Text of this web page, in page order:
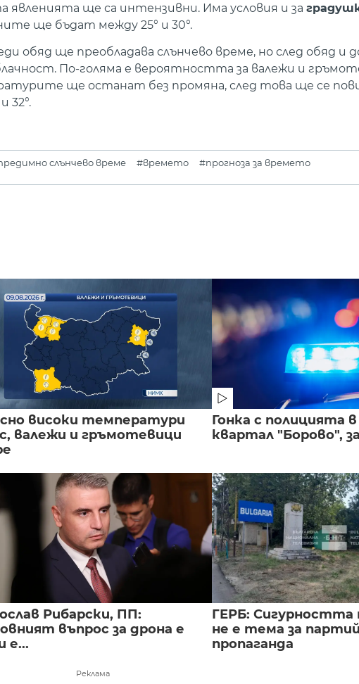
ще са интензивни. Има условия и за
ще бъдат между 25° и 30°.
обяд ще преобладава слънчево време, но след обяд и
По-голяма е вероятността за валежи и
ще останат без промяна, след това ще се
32°.
слънчево време #времето
#прогноза за времето
високи температури
валежи и гръмотевици
Гонка с полицията
квартал "Борово",
Рибарски, ПП:
въпрос за дрона е
е...
ГЕРБ: Сигурността
не е тема за
пропаганда
Реклама